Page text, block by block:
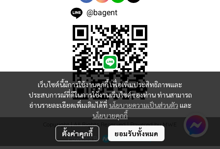
เว็บไซต์นี้มีการใช้งานคุกกี้ เพื่อเพิ่มประสิทธิภาพและ
ประสบการณ์ที่ดีในการใช้งานเว็บไซต์ของท่าน ท่านสามารถ
อ่านรายละเอียดเพิ่มเติมได้ที่ นโยบายความเป็นส่วนตัว และ
นโยบายคุกกี้
ตั้งค่าคุกกี้ ยอมรับทั้งหมด
@bagent
Copyright | All Rights Reserved | Powered by MWE
Powered By MakeWebEasy